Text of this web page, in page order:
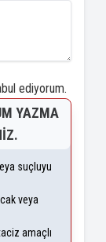
ediyorum.
YAZMA
suçluyu
veya
amaçlı